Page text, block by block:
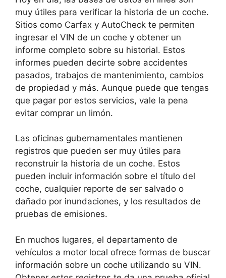
muy útiles para verificar la historia de un coche.
Sitios como Carfax y AutoCheck te permiten
ingresar el VIN de un coche y obtener un
informe completo sobre su historial. Estos
informes pueden decirte sobre accidentes
pasados, trabajos de mantenimiento, cambios
de propiedad y más. Aunque puede que tengas
que pagar por estos servicios, vale la pena
evitar comprar un limón.
Las oficinas gubernamentales mantienen
registros que pueden ser muy útiles para
reconstruir la historia de un coche. Estos
pueden incluir información sobre el título del
coche, cualquier reporte de ser salvado o
dañado por inundaciones, y los resultados de
pruebas de emisiones.
En muchos lugares, el departamento de
vehículos a motor local ofrece formas de buscar
información sobre un coche utilizando su VIN.